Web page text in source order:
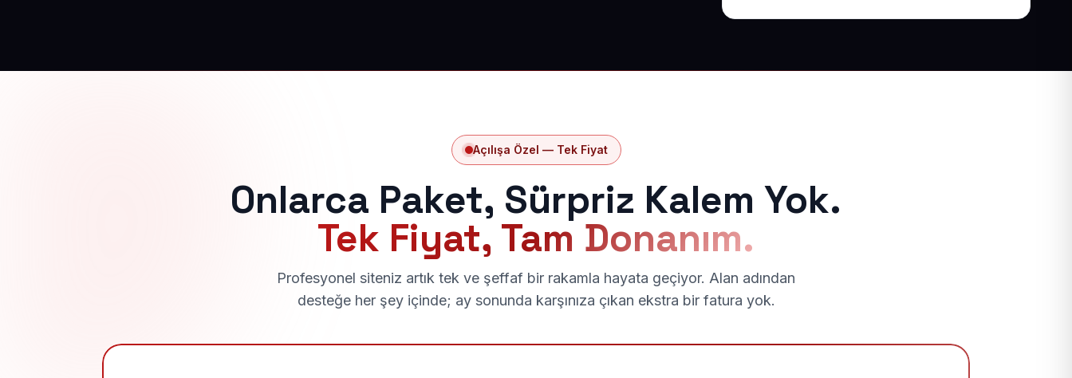
Açılışa Özel — Tek Fiyat
Onlarca Paket, Sürpriz Kalem Yok.
Tek Fiyat, Tam Donanım.
Profesyonel siteniz artık tek ve şeffaf bir rakamla hayata geçiyor. Alan adından
desteğe her şey içinde; ay sonunda karşınıza çıkan ekstra bir fatura yok.